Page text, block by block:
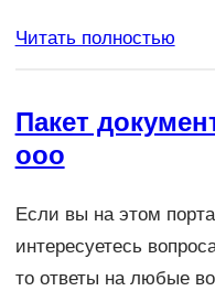
Читать полностью
Пакет
ооо
Если вы на этом
интересуетесь
то ответы на любые